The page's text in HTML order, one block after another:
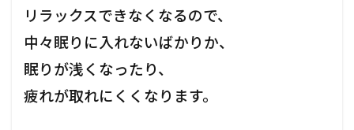
リラックスできなくなるので、
中々眠りに入れないばかりか、
眠りが浅くなったり、
疲れが取れにくくなります。